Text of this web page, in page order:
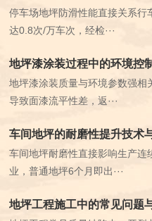
停车场地坪防滑性能直接关系行
达0.8次/万车次，经检···
地坪漆涂装过程中的环境控
地坪漆涂装质量与环境参数强相
导致面漆流平性差，返···
车间地坪的耐磨性提升技术
车间地坪耐磨性直接影响生产
业，普通地坪6个月即出···
地坪工程施工中的常见问题